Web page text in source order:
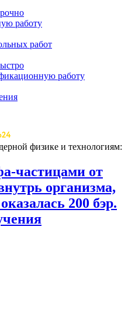
работу
работ
работу
физике и технологиям:
частицами от
организма,
200 бэр.